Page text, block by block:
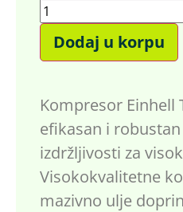
Dodaj u korpu
Kompresor Einhell
efikasan i
izdržljivosti za
Visokokvalitetne
mazivno ulje